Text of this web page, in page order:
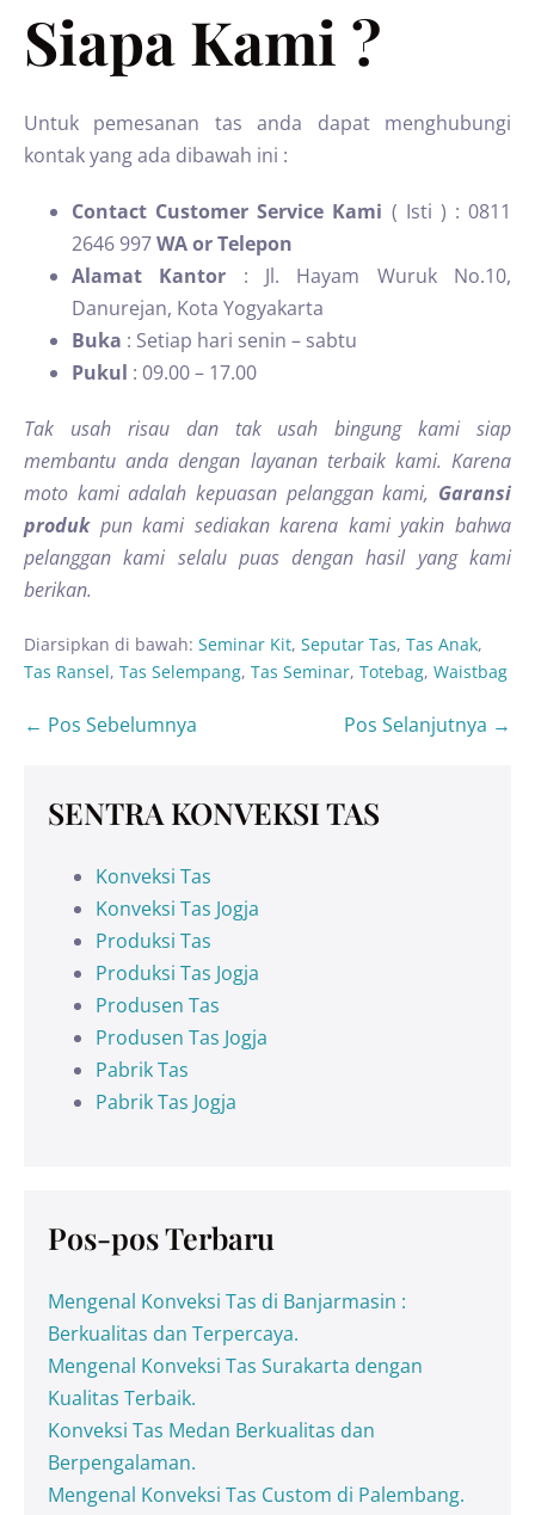
Siapa Kami ?
Untuk pemesanan tas anda dapat menghubungi
kontak yang ada dibawah ini :
Contact Customer Service Kami ( Isti ) : 0811
2646 997WA or Telepon
Alamat Kantor : Jl. Hayam Wuruk No.10,
Danurejan, Kota Yogyakarta
Buka : Setiap hari senin – sabtu
Pukul : 09.00 – 17.00
Tak usah risau dan tak usah bingung kami siap
membantu anda dengan layanan terbaik kami. Karena
moto kami adalah kepuasan pelanggan kami, Garansi
produkpun kami sediakan karena kami yakin bahwa
pelanggan kami selalu puas dengan hasil yang kami
berikan.
Diarsipkan di bawah: Seminar Kit, Seputar Tas, Tas Anak,
Tas Ransel, Tas Selempang, Tas Seminar, Totebag, Waistbag
← Pos Sebelumnya Pos Selanjutnya →
SENTRA KONVEKSI TAS
Konveksi Tas
Konveksi Tas Jogja
Produksi Tas
Produksi Tas Jogja
Produsen Tas
Produsen Tas Jogja
Pabrik Tas
Pabrik Tas Jogja
Pos-pos Terbaru
Mengenal Konveksi Tas di Banjarmasin :
Berkualitas dan Terpercaya.
Mengenal Konveksi Tas Surakarta dengan
Kualitas Terbaik.
Konveksi Tas Medan Berkualitas dan
Berpengalaman.
Mengenal Konveksi Tas Custom di Palembang.